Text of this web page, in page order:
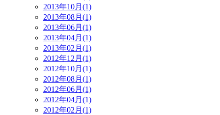
2013年10月(1)
2013年08月(1)
2013年06月(1)
2013年04月(1)
2013年02月(1)
2012年12月(1)
2012年10月(1)
2012年08月(1)
2012年06月(1)
2012年04月(1)
2012年02月(1)